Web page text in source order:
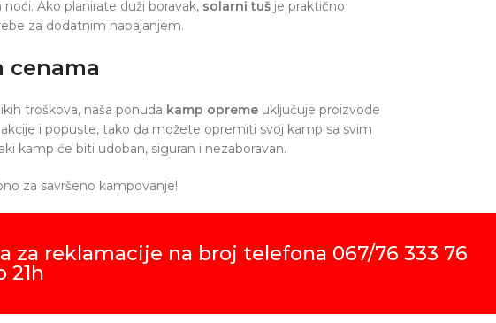
Ako planirate duži boravak, solarni tušje praktično
za dodatnim napajanjem.
cenama
troškova, naša ponuda kamp opremeuključuje proizvode
i popuste, tako da možete opremiti svoj kamp sa svim
kamp će biti udoban, siguran i nezaboravan.
za savršeno kampovanje!
za reklamacije na broj telefona 067/76 333 76
21h